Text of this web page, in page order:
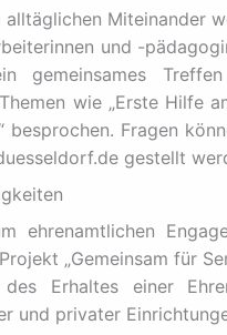
Miteinander
und -
gemeinsames
wie „Erste Hilfe
besprochen. Fragen
gestellt
ehrenamtlichen
„Gemeinsam für
Erhaltes einer
und privater